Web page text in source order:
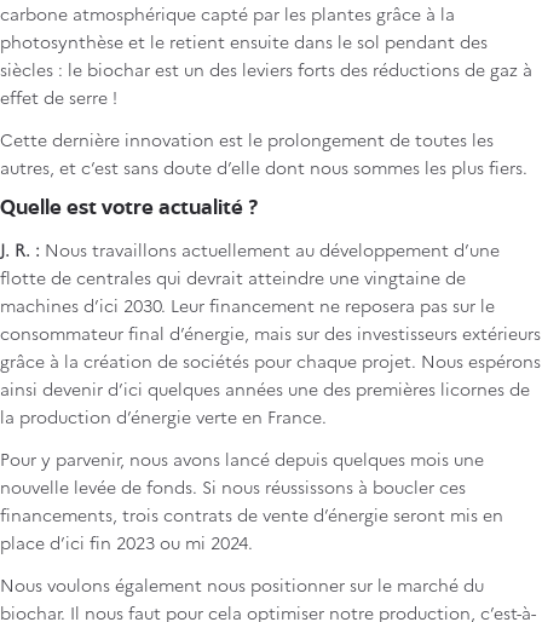
carbone atmosphérique capté par les plantes grâce à la
photosynthèse et le retient ensuite dans le sol pendant des
siècles : le biochar est un des leviers forts des réductions de gaz à
effet de serre !
Cette dernière innovation est le prolongement de toutes les
autres, et c’est sans doute d’elle dont nous sommes les plus fiers.
Quelle est votre actualité ?
J. R. : Nous travaillons actuellement au développement d’une
flotte de centrales qui devrait atteindre une vingtaine de
machines d’ici 2030. Leur financement ne reposera pas sur le
consommateur final d’énergie, mais sur des investisseurs extérieurs
grâce à la création de sociétés pour chaque projet. Nous espérons
ainsi devenir d’ici quelques années une des premières licornes de
la production d’énergie verte en France.
Pour y parvenir, nous avons lancé depuis quelques mois une
nouvelle levée de fonds. Si nous réussissons à boucler ces
financements, trois contrats de vente d’énergie seront mis en
place d’ici fin 2023 ou mi 2024.
Nous voulons également nous positionner sur le marché du
biochar. Il nous faut pour cela optimiser notre production, c’est-à-